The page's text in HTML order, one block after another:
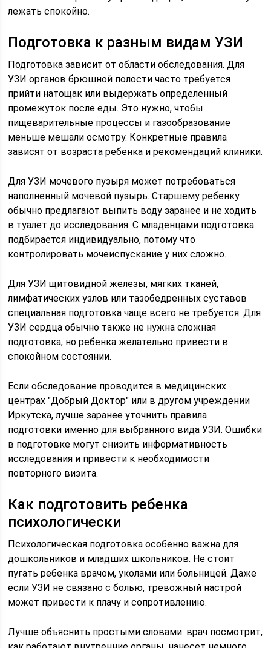
лежать спокойно.
Подготовка к разным видам УЗИ
Подготовка зависит от области обследования. Для
УЗИ органов брюшной полости часто требуется
прийти натощак или выдержать определенный
промежуток после еды. Это нужно, чтобы
пищеварительные процессы и газообразование
меньше мешали осмотру. Конкретные правила
зависят от возраста ребенка и рекомендаций клиники.
Для УЗИ мочевого пузыря может потребоваться
наполненный мочевой пузырь. Старшему ребенку
обычно предлагают выпить воду заранее и не ходить
в туалет до исследования. С младенцами подготовка
подбирается индивидуально, потому что
контролировать мочеиспускание у них сложно.
Для УЗИ щитовидной железы, мягких тканей,
лимфатических узлов или тазобедренных суставов
специальная подготовка чаще всего не требуется. Для
УЗИ сердца обычно также не нужна сложная
подготовка, но ребенка желательно привести в
спокойном состоянии.
Если обследование проводится в медицинских
центрах "Добрый Доктор" или в другом учреждении
Иркутска, лучше заранее уточнить правила
подготовки именно для выбранного вида УЗИ. Ошибки
в подготовке могут снизить информативность
исследования и привести к необходимости
повторного визита.
Как подготовить ребенка
психологически
Психологическая подготовка особенно важна для
дошкольников и младших школьников. Не стоит
пугать ребенка врачом, уколами или больницей. Даже
если УЗИ не связано с болью, тревожный настрой
может привести к плачу и сопротивлению.
Лучше объяснить простыми словами: врач посмотрит,